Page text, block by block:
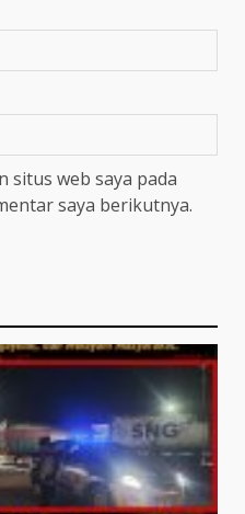
situs web saya pada
saya berikutnya.